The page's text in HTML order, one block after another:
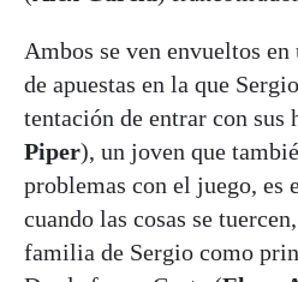
Ambos se ven envueltos en
de apuestas en la que
tentación de entrar con sus
Piper), un joven que
problemas con el juego, es
cuando las cosas se
familia de Sergio como